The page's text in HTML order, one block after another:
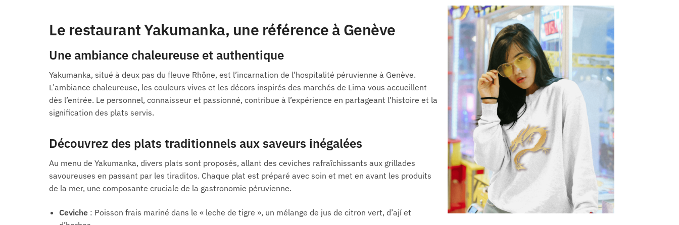
Le restaurant Yakumanka, une référence à Genève
Une ambiance chaleureuse et authentique
Yakumanka, situé à deux pas du fleuve Rhône, est l’incarnation de l’hospitalité péruvienne à Genève.
L’ambiance chaleureuse, les couleurs vives et les décors inspirés des marchés de Lima vous accueillent
dès l’entrée. Le personnel, connaisseur et passionné, contribue à l’expérience en partageant l’histoire et la
signification des plats servis.
Découvrez des plats traditionnels aux saveurs inégalées
Au menu de Yakumanka, divers plats sont proposés, allant des ceviches rafraîchissants aux grillades
savoureuses en passant par les tiraditos. Chaque plat est préparé avec soin et met en avant les produits
de la mer, une composante cruciale de la gastronomie péruvienne.
Ceviche : Poisson frais mariné dans le « leche de tigre », un mélange de jus de citron vert, d’ají et